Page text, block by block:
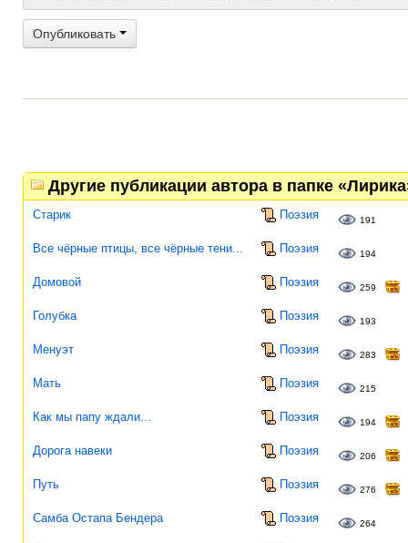
Опубликовать
Другие публикации автора в папке
Старик Поэзия 191
Все чёрные птицы, все чёрные тени... Поэзия 194
Домовой Поэзия 259
Голубка Поэзия 193
Менуэт Поэзия 283
Мать Поэзия 215
Как мы папу ждали... Поэзия 194
Дорога навеки Поэзия 206
Путь Поэзия 276
Самба Остапа Бендера Поэзия 264